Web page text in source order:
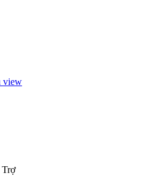
view